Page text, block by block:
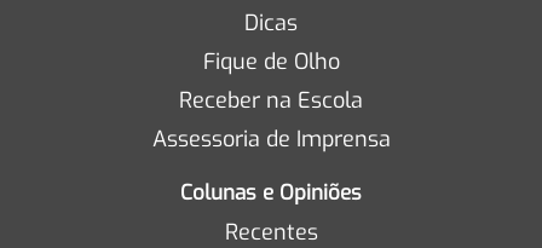
Dicas
Fique de Olho
Receber na Escola
Assessoria de Imprensa
Colunas e Opiniões
Recentes